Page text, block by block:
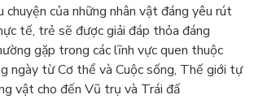
chuyện của những nhân vật đáng yêu rút
tế, trẻ sẽ được giải đáp thỏa đáng
gặp trong các lĩnh vực quen thuộc
ngày từ Cơ thể và Cuộc sống, Thế giới tự
vật cho đến Vũ trụ và Trái đấ